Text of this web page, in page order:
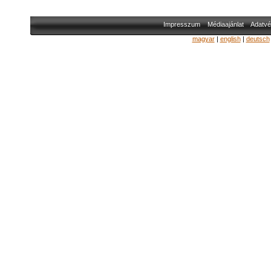
Impresszum Médiaajánlat
magyar| english| deutsch